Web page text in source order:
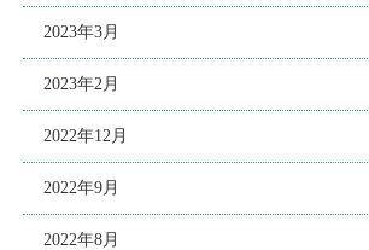
2023年3月
2023年2月
2022年12月
2022年9月
2022年8月